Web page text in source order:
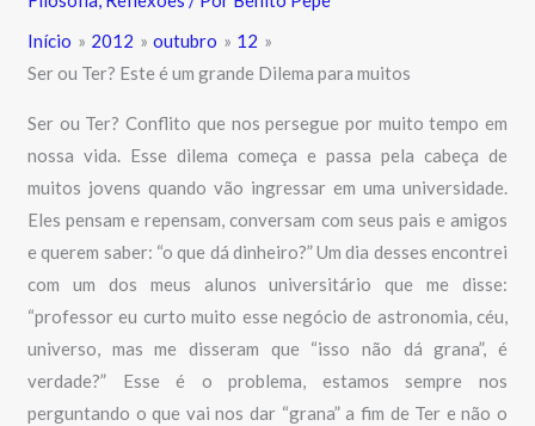
Início
2012 outubro
12
Ser ou Ter? Este é um grande Dilema para muitos
Ser ou Ter? Conflito que nos persegue por muito tempo em
nossa vida. Esse dilema começa e passa pela cabeça de
muitos jovens quando vão ingressar em uma universidade.
Eles pensam e repensam, conversam com seus pais e amigos
e querem saber: “o que dá dinheiro?” Um dia desses encontrei
com um dos meus alunos universitário que me disse:
“professor eu curto muito esse negócio de astronomia, céu,
universo, mas me disseram que “isso não dá grana”, é
verdade?” Esse é o problema, estamos sempre nos
perguntando o que vai nos dar “grana” a fim de Ter e não o